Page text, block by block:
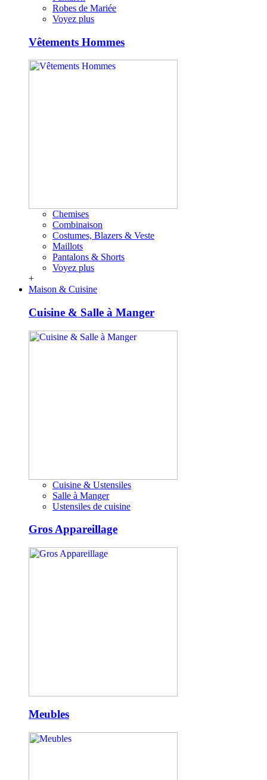
Robes de Mariée
Voyez plus
Vêtements Hommes
Chemises
Combinaison
Costumes, Blazers & Veste
Maillots
Pantalons & Shorts
Voyez plus
+
Maison & Cuisine
Cuisine & Salle à Manger
Cuisine & Ustensiles
Salle à Manger
Ustensiles de cuisine
Gros Appareillage
Meubles